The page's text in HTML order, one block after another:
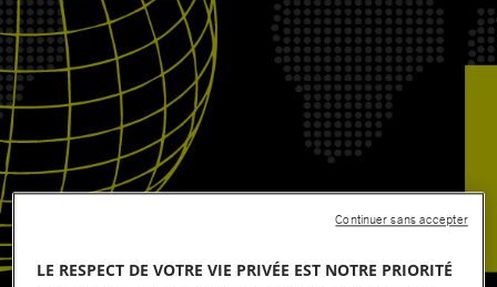
LE RESPECT DE VOTRE VIE PRIVÉE EST NOTRE PRIORITÉ
Continuer sans accepter